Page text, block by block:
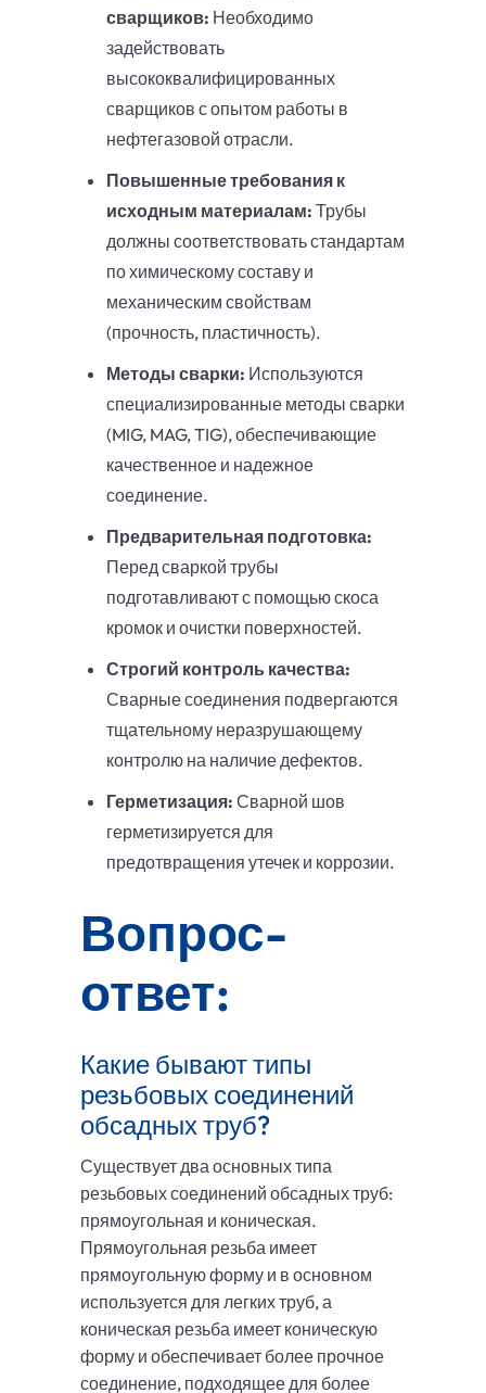
сварщиков: Необходимо
задействовать
высококвалифицированных
сварщиков с опытом работы в
нефтегазовой отрасли.
Повышенные требования к
исходным материалам: Трубы
должны соответствовать стандартам
по химическому составу и
механическим свойствам
(прочность, пластичность).
Методы сварки: Используются
специализированные методы сварки
(MIG, MAG, TIG), обеспечивающие
качественное и надежное
соединение.
Предварительная подготовка:
Перед сваркой трубы
подготавливают с помощью скоса
кромок и очистки поверхностей.
Строгий контроль качества:
Сварные соединения подвергаются
тщательному неразрушающему
контролю на наличие дефектов.
Герметизация: Сварной шов
герметизируется для
предотвращения утечек и коррозии.
Вопрос-
ответ:
Какие бывают типы
резьбовых соединений
обсадных труб?
Существует два основных типа
резьбовых соединений обсадных труб:
прямоугольная и коническая.
Прямоугольная резьба имеет
прямоугольную форму и в основном
используется для легких труб, а
коническая резьба имеет коническую
форму и обеспечивает более прочное
соединение, подходящее для более